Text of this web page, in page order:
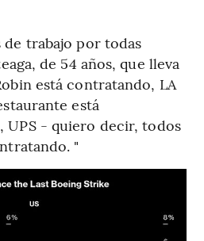
trabajo por todas
de 54 años, que lleva
está contratando, LA
está
UPS - quiero decir, todos
"